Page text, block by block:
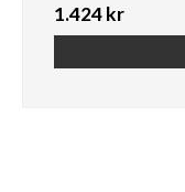
1.424 kr